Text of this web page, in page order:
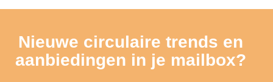
Nieuwe circulaire trends en
aanbiedingen in je mailbox?